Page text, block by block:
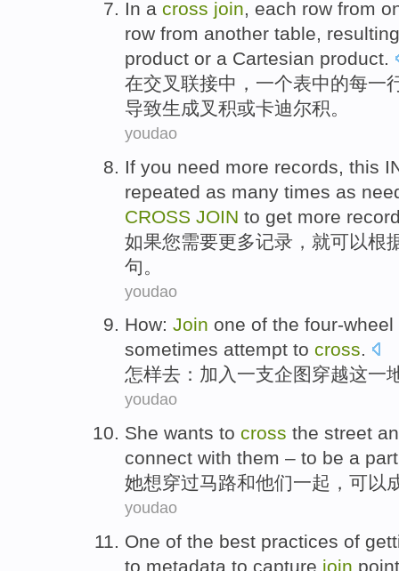
In a cross join, each row from
row from another table,
product or a Cartesian product.
在交叉 联接中， 一个表中的每一
导致生成叉 积或卡迪尔积。
youdao
If you need more records this
repeated as many times as
CROSS JOIN to get more
如果您需要更多记录 ， 就可以根
句 。
youdao
How: Join one of the four-
sometimes attempt to cross.
怎样去： 加入 一支企图穿越这一
youdao
She wants to cross the street
connect with them – to be a part
她想穿过马路和他们一起 ， 可以
youdao
One of the best practices of
to metadata to capture join